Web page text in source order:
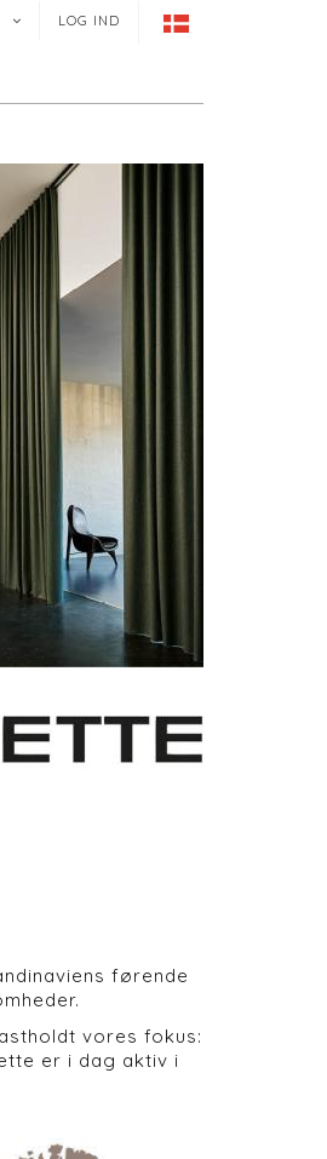
LOG IND
førende
vores fokus:
er i dag aktiv i